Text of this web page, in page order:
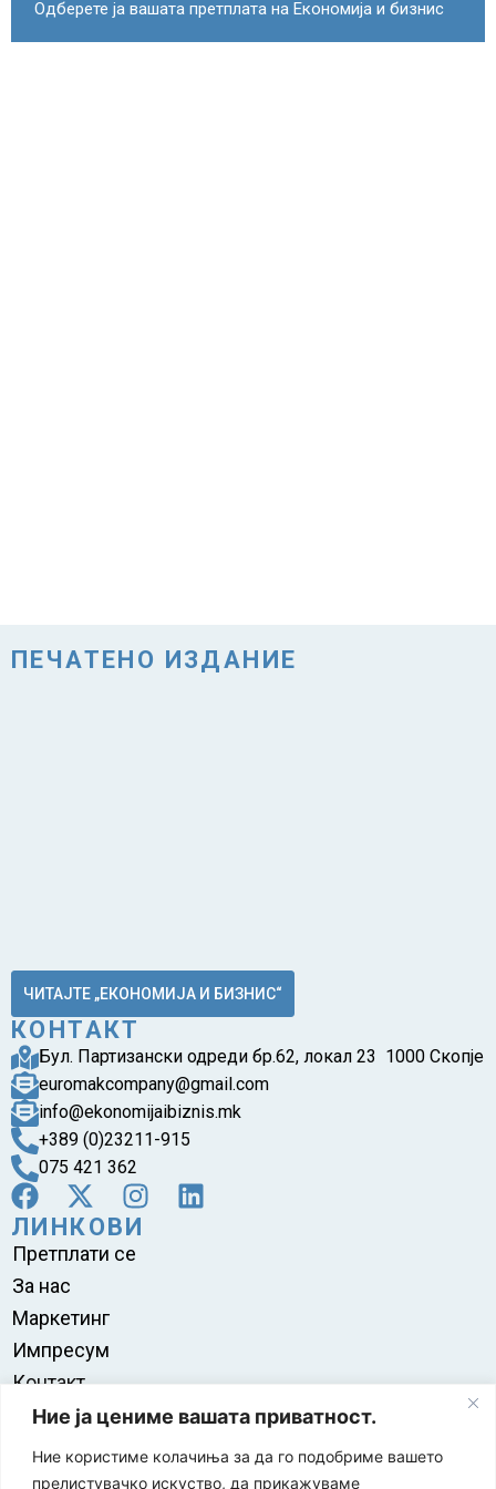
Ние ја цениме вашата приватност.
Ние користиме колачиња за да го подобриме вашето
прелистувачко искуство, да прикажуваме
Одберете ја вашата претплата на Економија и бизнис
ПЕЧАТЕНО ИЗДАНИЕ
ЧИТАЈТЕ „ЕКОНОМИЈА И БИЗНИС“
КОНТАКТ
Бул. Партизански одреди бр.62, локал 23 1000 Скопје
euromakcompany@gmail.com
info@ekonomijaibiznis.mk
+389 (0)23211-915
075 421 362
ЛИНКОВИ
Претплати се
За нас
Маркетинг
Импресум
Контакт
Правила на користење